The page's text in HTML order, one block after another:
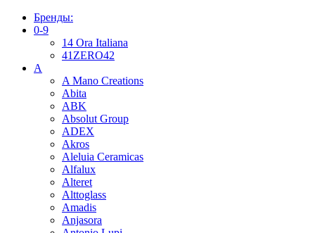
Бренды:
0-9
14 Ora Italiana
41ZERO42
A
A Mano Creations
Abita
ABK
Absolut Group
ADEX
Akros
Aleluia Ceramicas
Alfalux
Alteret
Alttoglass
Amadis
Anjasora